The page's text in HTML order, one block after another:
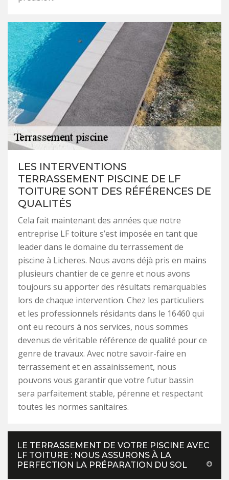
LES INTERVENTIONS
TERRASSEMENT PISCINE DE LF
TOITURE SONT DES RÉFÉRENCES DE
QUALITÉS
Cela fait maintenant des années que notre
entreprise LF toiture s’est imposée en tant que
leader dans le domaine du terrassement de
piscine à Licheres. Nous avons déjà pris en mains
plusieurs chantier de ce genre et nous avons
toujours su apporter des résultats remarquables
lors de chaque intervention. Chez les particuliers
et les professionnels résidants dans le 16460 qui
ont eu recours à nos services, nous sommes
devenus de véritable référence de qualité pour ce
genre de travaux. Avec notre savoir-faire en
terrassement et en assainissement, nous
pouvons vous garantir que votre futur bassin
sera parfaitement stable, pérenne et respectant
toutes les normes sanitaires.
LE TERRASSEMENT DE VOTRE PISCINE AVEC
LF TOITURE : NOUS ASSURONS À LA
PERFECTION LA PRÉPARATION DU SOL